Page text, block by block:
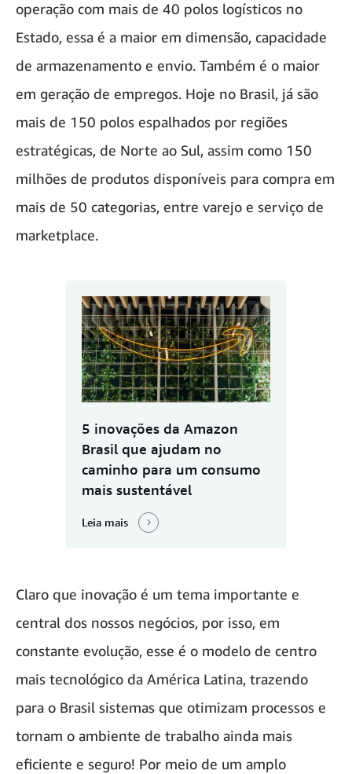
operação com mais de 40 polos logísticos no
Estado, essa é a maior em dimensão, capacidade
de armazenamento e envio. Também é o maior
em geração de empregos. Hoje no Brasil, já são
mais de 150 polos espalhados por regiões
estratégicas, de Norte ao Sul, assim como 150
milhões de produtos disponíveis para compra em
mais de 50 categorias, entre varejo e serviço de
marketplace.
5 inovações da Amazon
Brasil que ajudam no
caminho para um consumo
mais sustentável
Leia mais
Claro que inovação é um tema importante e
central dos nossos negócios, por isso, em
constante evolução, esse é o modelo de centro
mais tecnológico da América Latina, trazendo
para o Brasil sistemas que otimizam processos e
tornam o ambiente de trabalho ainda mais
eficiente e seguro! Por meio de um amplo